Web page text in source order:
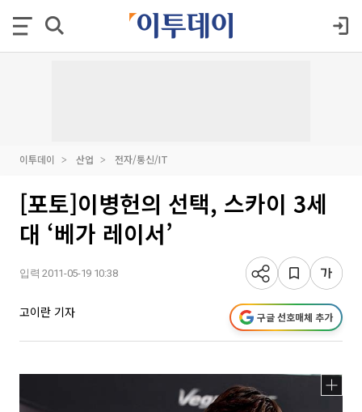
이투데이 산업 전자/통신/IT
[포토]이병헌의 선택, 스카이 3세
대 ‘베가 레이서’
입력 2011-05-19 10:38
고이란 기자 구글 선호매체 추가